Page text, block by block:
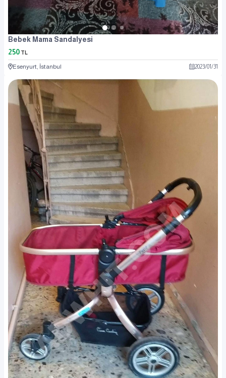
Bebek Mama Sandalyesi
250 TL
Esenyurt, İstanbul 2023/01/31